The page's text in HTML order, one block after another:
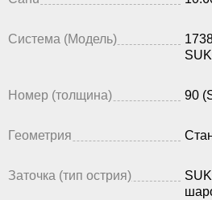
Система (Модель)
Номер (толщина) 90
Геометрия
Заточка (тип острия)